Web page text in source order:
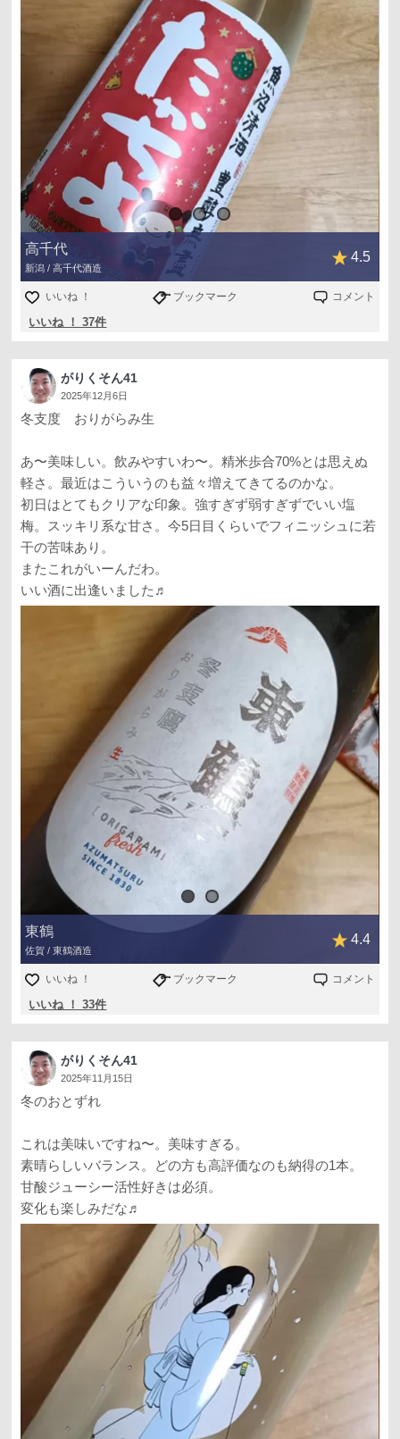
高千代
新潟 / 高千代酒造
4.5
いいね ！ ブックマーク コメント
いいね ！ 37件
がりくそん41
2025年12月6日
冬支度 おりがらみ生
あ〜美味しい。飲みやすいわ〜。精米歩合70%とは思えぬ
軽さ。最近はこういうのも益々増えてきてるのかな。
初日はとてもクリアな印象。強すぎず弱すぎずでいい塩
梅。スッキリ系な甘さ。今5日目くらいでフィニッシュに若
干の苦味あり。
またこれがいーんだわ。
いい酒に出逢いました♬
東鶴
佐賀 / 東鶴酒造
4.4
いいね ！ ブックマーク コメント
いいね ！ 33件
がりくそん41
2025年11月15日
冬のおとずれ
これは美味いですね〜。美味すぎる。
素晴らしいバランス。どの方も高評価なのも納得の1本。
甘酸ジューシー活性好きは必須。
変化も楽しみだな♬